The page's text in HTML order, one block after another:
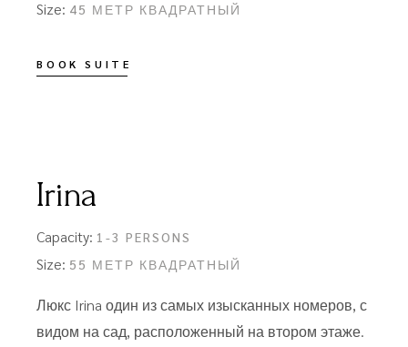
Size: 45 МЕТР КВАДРАТНЫЙ
BOOK SUITE
Irina
Capacity: 1-3 PERSONS
Size: 55 МЕТР КВАДРАТНЫЙ
Люкс Irina один из самых изысканных номеров, с
видом на сад, расположенный на втором этаже.